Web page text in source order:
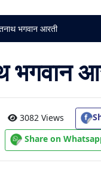
भगवान आरती
भगवान
3082 Views
Share on